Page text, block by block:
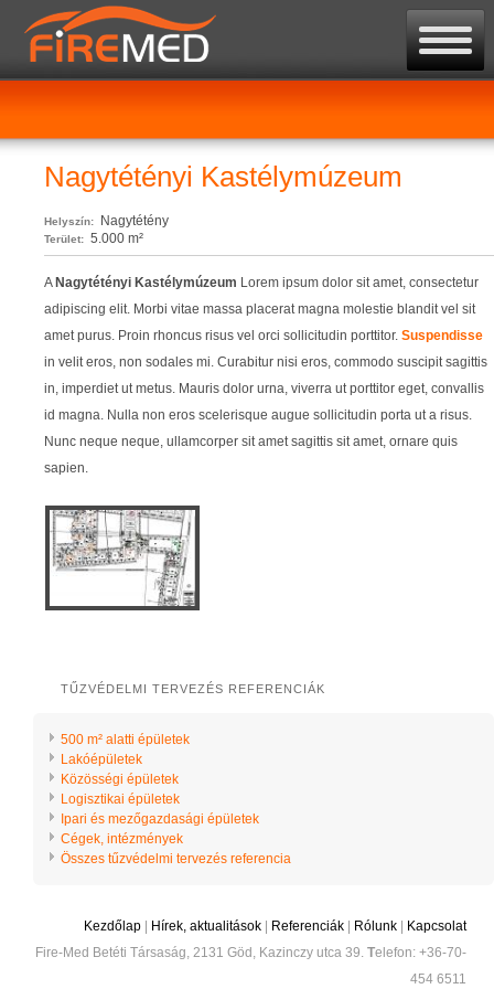
Nagytétényi Kastélymúzeum
Helyszín: Nagytétény
Terület: 5.000 m²
A Nagytétényi Kastélymúzeum Lorem ipsum dolor sit amet, consectetur
adipiscing elit. Morbi vitae massa placerat magna molestie blandit vel sit
amet purus. Proin rhoncus risus vel orci sollicitudin porttitor. Suspendisse
in velit eros, non sodales mi. Curabitur nisi eros, commodo suscipit sagittis
in, imperdiet ut metus. Mauris dolor urna, viverra ut porttitor eget, convallis
id magna. Nulla non eros scelerisque augue sollicitudin porta ut a risus.
Nunc neque neque, ullamcorper sit amet sagittis sit amet, ornare quis
sapien.
TŰZVÉDELMI TERVEZÉS REFERENCIÁK
500 m² alatti épületek
Lakóépületek
Közösségi épületek
Logisztikai épületek
Ipari és mezőgazdasági épületek
Cégek, intézmények
Összes tűzvédelmi tervezés referencia
Kezdőlap | Hírek, aktualitások | Referenciák | Rólunk | Kapcsolat
Fire-Med Betéti Társaság, 2131 Göd, Kazinczy utca 39. Telefon: +36-70-
454 6511